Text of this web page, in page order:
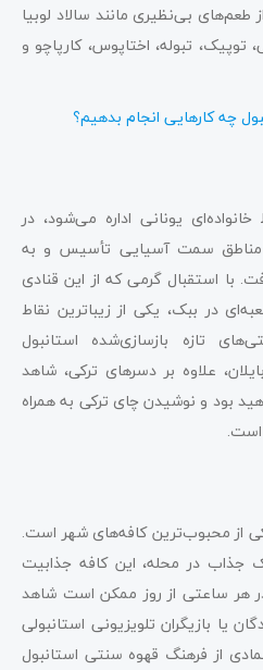
بی‌نظیری مانند سالاد لوبیا
تبوله، اختاپوس، کارپاچو و
چه کارهایی انجام بدهیم؟
یونانی اداره می‌شود، در
مناطق سمت آسیایی تأسیس و به
استقبال گرمی که از این قنادی
در ببک، یکی از زیباترین نقاط
تازه بازسازی‌شده استانبول
علاوه بر دسرهای ترکی، شاهد
بود و نوشیدن چای ترکی به همراه
است.
از محبوب‌ترین کافه‌های شهر است.
جذاب در محله، این کافه جذابیت
هر ساعتی از روز ممکن است شاهد
یا بازیگران تلویزیونی استانبولی
از فرهنگ قهوه سنتی استانبول